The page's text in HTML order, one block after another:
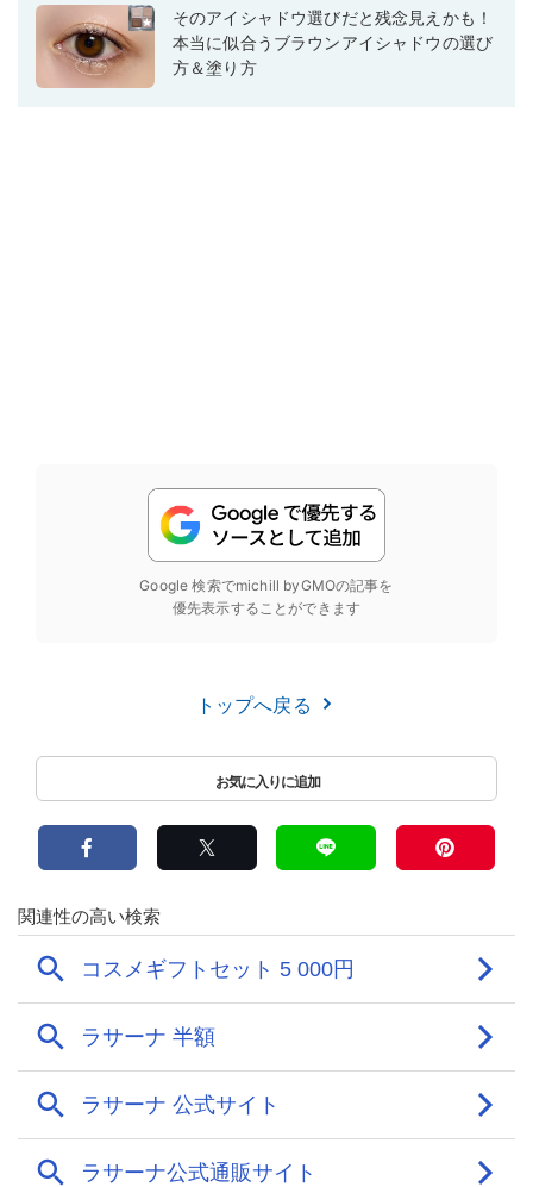
そのアイシャドウ選びだと残念見えかも！
本当に似合うブラウンアイシャドウの選び
方＆塗り方
Google 検索でmichill byGMOの記事を
優先表示することができます
トップへ戻る